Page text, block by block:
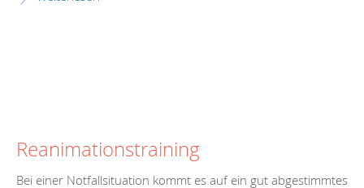
Reanimationstraining
Bei einer Notfallsituation kommt es auf ein gut abgestimmtes